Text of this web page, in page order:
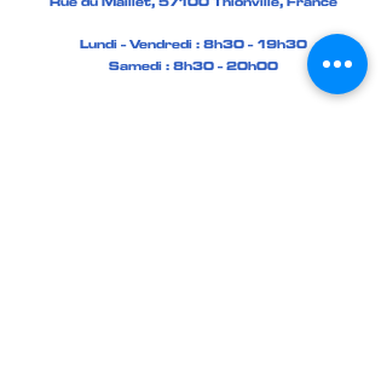
Rue du Maillet, 57100 Thionville, France
Lundi - Vendredi : 8h30 - 19h30
Samedi : 8h30 - 20h00